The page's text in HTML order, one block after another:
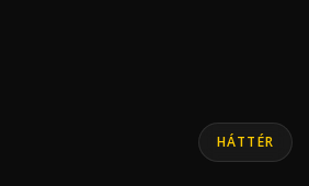
HÁTTÉR